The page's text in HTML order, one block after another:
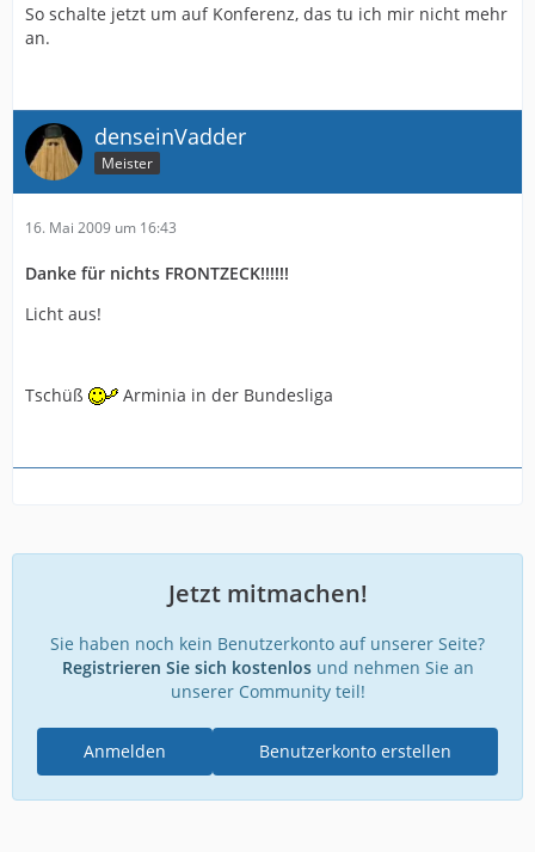
So schalte jetzt um auf Konferenz, das tu ich mir nicht mehr
an.
denseinVadder
Meister
16. Mai 2009 um 16:43
Danke für nichts FRONTZECK!!!!!!
Licht aus!
Tschüß Arminia in der Bundesliga
Jetzt mitmachen!
Sie haben noch kein Benutzerkonto auf unserer Seite?
Registrieren Sie sich kostenlosund nehmen Sie an
unserer Community teil!
Benutzerkonto erstellen
Anmelden